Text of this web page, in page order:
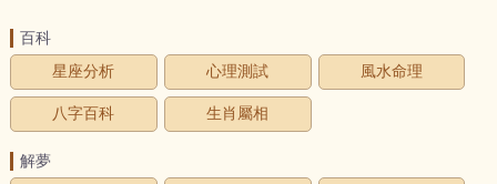
百科
星座分析
心理測試 風水命理
八字百科 生肖屬相
解夢